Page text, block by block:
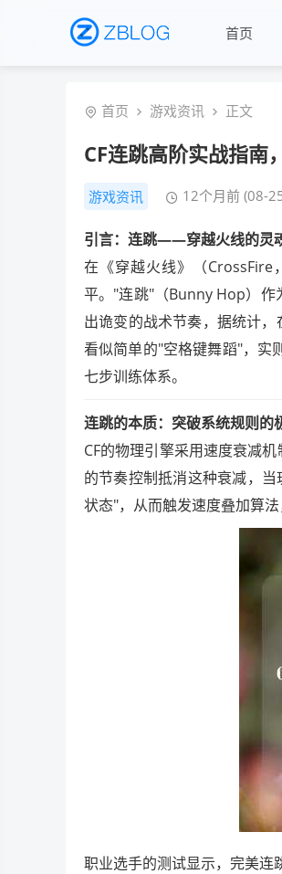
首页
首页 游戏资讯 正文
CF连跳高阶实战指南
游戏资讯 12个月前 (08-
引言：连跳——穿越火线的灵
在《穿越火线》（CrossFire
平。"连跳"（Bunny Hop）作
出诡变的战术节奏，据统计
看似简单的"空格键舞蹈"，实
七步训练体系。
连跳的本质：突破系统规则的
CF的物理引擎采用速度衰减
的节奏控制抵消这种衰减，
状态"，从而触发速度叠加算
职业选手的测试显示，完美连